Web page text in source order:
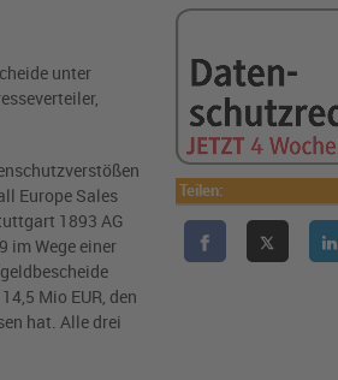
unter
Europe Sales
1893 AG
im Wege einer
Mio EUR, den
hat. Alle drei
Teilen: